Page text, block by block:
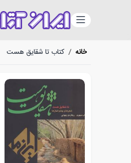
دسته‌بندی
خانه / کتاب تا شقایق هست